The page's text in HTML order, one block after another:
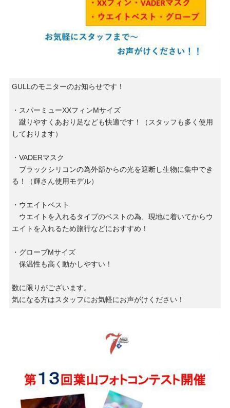
GULLのモニターのお知らせです！
・スパーミューXXフィンMサイズ
蹴りやすくあおり足なども快適です！（スタッフも多く使用
しております）
・VADERマスク
ブラックシリコンの為外部からの光を遮断し生物に集中でき
る！（輝さん使用モデル）
・ウエイトベスト
ウエイトを入れるタイプのベストの為、現地に着いてからウ
エイトを入れるため旅行などにおすすめ！
・グローブMサイズ
保温性も高く動かしやすい！
数に限りがございます。
気になる方はスタッフにお気軽にお声がけください！